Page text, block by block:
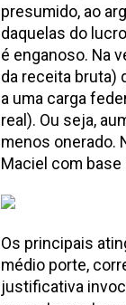
presumido, ao
daquelas do
é enganoso. Na
da receita bruta)
a uma carga
real). Ou seja,
menos onerado.
Maciel com base
Os principais
médio porte,
justificativa